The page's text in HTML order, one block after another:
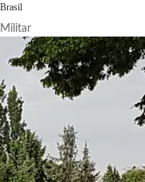
Brasil
Militar